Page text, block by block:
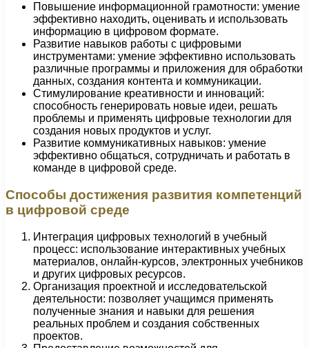
Повышение информационной грамотности: умение
эффективно находить, оценивать и использовать
информацию в цифровом формате.
Развитие навыков работы с цифровыми
инструментами: умение эффективно использовать
различные программы и приложения для обработки
данных, создания контента и коммуникации.
Стимулирование креативности и инноваций:
способность генерировать новые идеи, решать
проблемы и применять цифровые технологии для
создания новых продуктов и услуг.
Развитие коммуникативных навыков: умение
эффективно общаться, сотрудничать и работать в
команде в цифровой среде.
Способы достижения развития компетенций
в цифровой среде
Интеграция цифровых технологий в учебный
процесс: использование интерактивных учебных
материалов, онлайн-курсов, электронных учебников
и других цифровых ресурсов.
Организация проектной и исследовательской
деятельности: позволяет учащимся применять
полученные знания и навыки для решения
реальных проблем и создания собственных
проектов.